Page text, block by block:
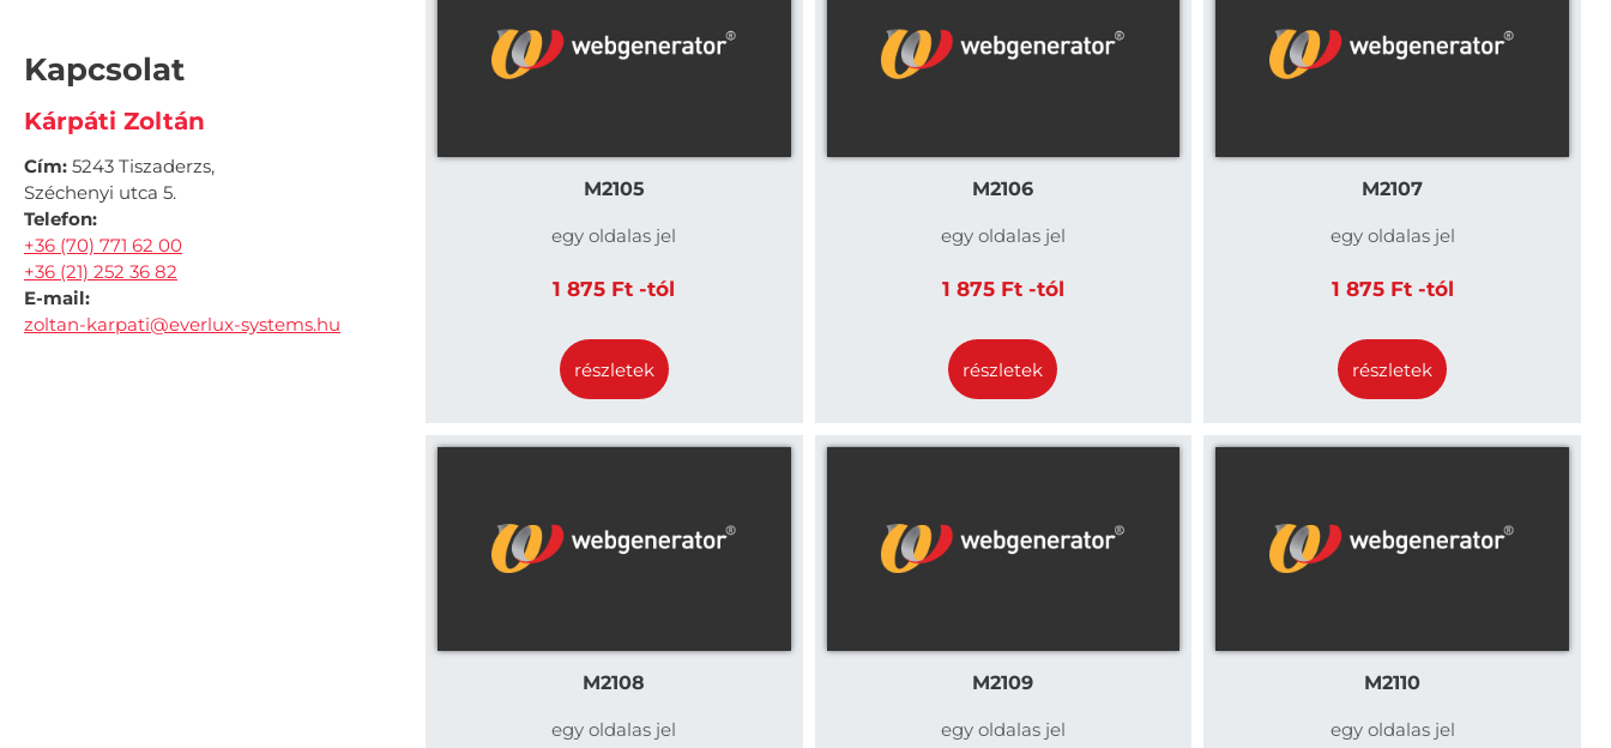
Kapcsolat
Kárpáti Zoltán
Cím: 5243 Tiszaderzs,
Széchenyi utca 5.
Telefon:
+36 (70) 771 62 00
+36 (21) 252 36 82
E-mail:
zoltan-karpati@everlux-systems.hu
M2105
egy oldalas jel
1 875 Ft -tól
részletek
M2106
egy oldalas jel
1 875 Ft -tól
részletek
M2107
egy oldalas jel
1 875 Ft -tól
részletek
M2108
egy oldalas jel
M2109
egy oldalas jel
M2110
egy oldalas jel